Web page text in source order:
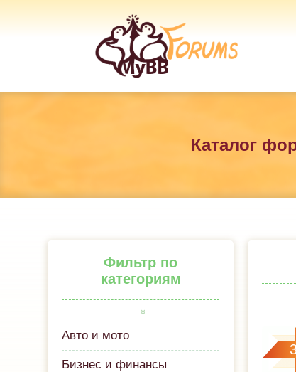
Каталог
Фильтр по
категориям
Авто и мото
Бизнес и финансы